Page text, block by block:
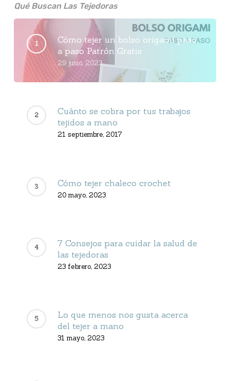
Qué Buscan Las Tejedoras
Cómo tejer un bolso origami paso
a paso Patrón Gratis
29 junio, 2023
Cuánto se cobra por tus trabajos
tejidos a mano
21 septiembre, 2017
Cómo tejer chaleco crochet
20 mayo, 2023
7 Consejos para cuidar la salud de
las tejedoras
23 febrero, 2023
Lo que menos nos gusta acerca
del tejer a mano
31 mayo, 2023